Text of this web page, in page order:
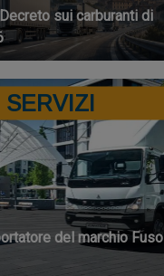
sui carburanti di
SERVIZI
del marchio Fuso